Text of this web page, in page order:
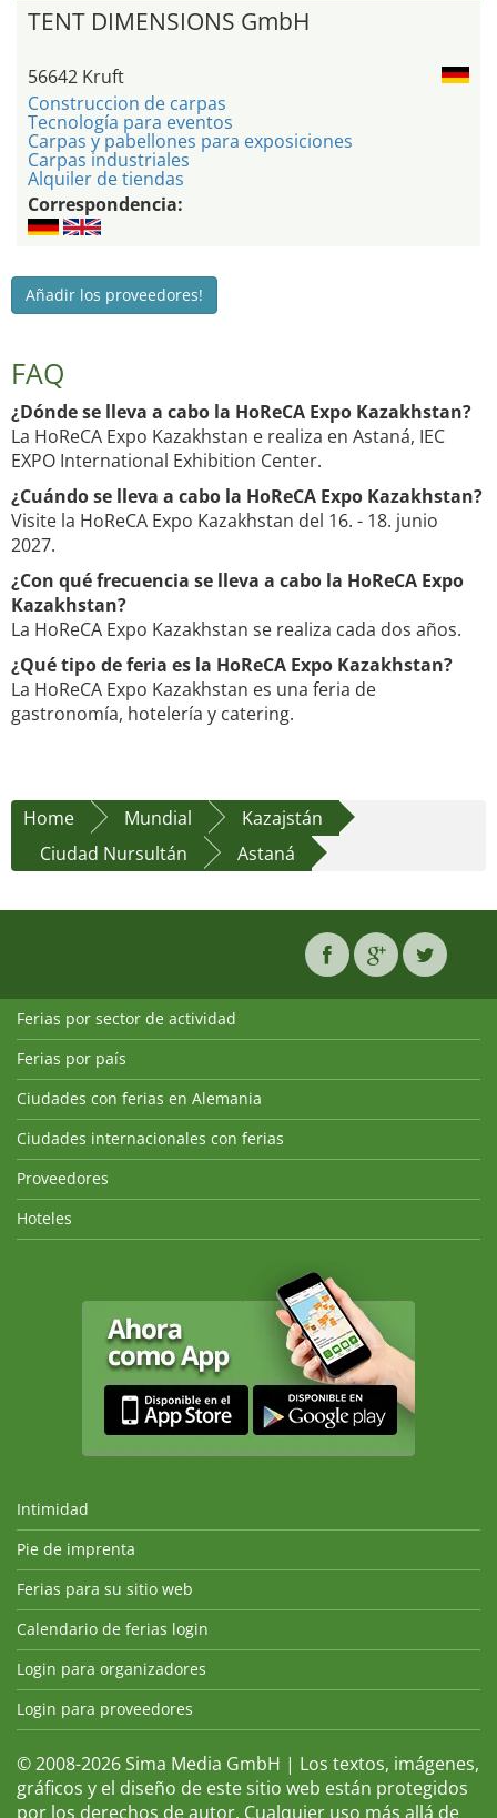
TENT DIMENSIONS GmbH
56642 Kruft
Construccion de carpas
Tecnología para eventos
Carpas y pabellones para exposiciones
Carpas industriales
Alquiler de tiendas
Correspondencia:
Añadir los proveedores!
FAQ
¿Dónde se lleva a cabo la HoReCA Expo Kazakhstan?
La HoReCA Expo Kazakhstan e realiza en Astaná, IEC
EXPO International Exhibition Center.
¿Cuándo se lleva a cabo la HoReCA Expo Kazakhstan?
Visite la HoReCA Expo Kazakhstan del 16. - 18. junio
2027.
¿Con qué frecuencia se lleva a cabo la HoReCA Expo
Kazakhstan?
La HoReCA Expo Kazakhstan se realiza cada dos años.
¿Qué tipo de feria es la HoReCA Expo Kazakhstan?
La HoReCA Expo Kazakhstan es una feria de
gastronomía, hotelería y catering.
Home Mundial
Kazajstán
Ciudad Nursultán
Astaná
Ferias por sector de actividad
Ferias por país
Ciudades con ferias en Alemania
Ciudades internacionales con ferias
Proveedores
Hoteles
Intimidad
Pie de imprenta
Ferias para su sitio web
Calendario de ferias login
Login para organizadores
Login para proveedores
© 2008-2026 Sima Media GmbH | Los textos, imágenes,
gráficos y el diseño de este sitio web están protegidos
por los derechos de autor. Cualquier uso más allá de